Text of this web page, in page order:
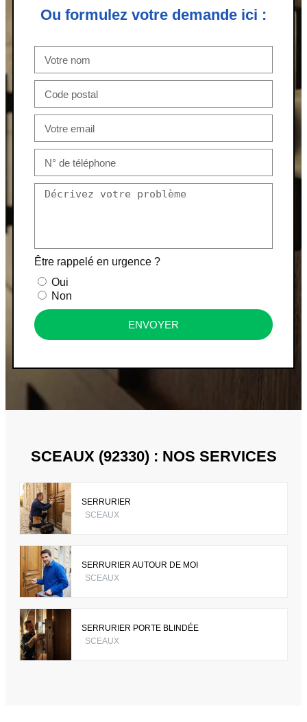
Ou formulez votre demande ici :
Être rappelé en urgence ?
Oui
Non
ENVOYER
SCEAUX (92330) : NOS SERVICES
SERRURIER
SCEAUX
SERRURIER AUTOUR DE MOI
SCEAUX
SERRURIER PORTE BLINDÉE
SCEAUX